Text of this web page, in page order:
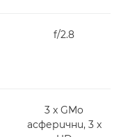
f/2.8
3 x GMo
асферични, 3 x